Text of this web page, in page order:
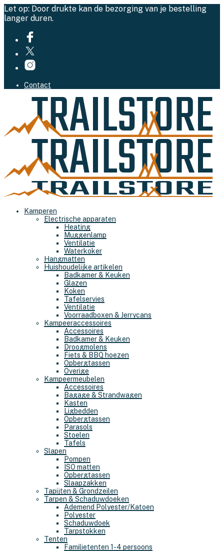
Let op: Door drukte kan de bezorging van je bestelling
langer duren.
Contact
Kamperen
Electrische apparaten
Heating
Muggenlamp
Ventilatie
Waterkoker
Hangmatten
Huishoudelijke artikelen
Badkamer & Keuken
Glazen
Koken
Tafelservies
Ventilatie
Voorraadboxen & Jerrycans
Kampeeraccessoires
Accessoires
Badkamer & Keuken
Droogmolens
Fiets & BBQ hoezen
Opbergtassen
Overige
Kampeermeubelen
Accessoires
Bagage & Strandwagen
Kasten
Ligbedden
Opbergtassen
Parasols
Stoelen
Tafels
Slapen
Pompen
ISO matten
Opbergtassen
Slaapzakken
Tapijten & Grondzeilen
Tarpen & Schaduwdoeken
Ademend Polyester/Katoen
Polyester
Schaduwdoek
Tarpstokken
Tenten
Familietenten 1-4 persoons